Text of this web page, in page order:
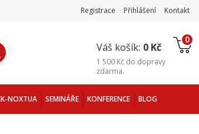
Registrace Přihlášení Kontakt
Váš košík: 0 Kč
0
1 500 Kč do dopravy
zdarma.
NOXTUA SEMINÁŘE KONFERENCE BLOG